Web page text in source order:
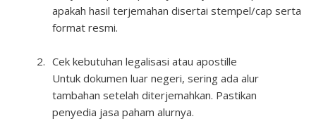
apakah hasil terjemahan disertai stempel/cap serta
format resmi.
Cek kebutuhan legalisasi atau apostille
Untuk dokumen luar negeri, sering ada alur
tambahan setelah diterjemahkan. Pastikan
penyedia jasa paham alurnya.